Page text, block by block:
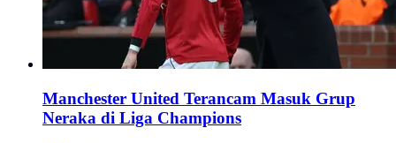
Manchester United Terancam Masuk Grup
Neraka di Liga Champions